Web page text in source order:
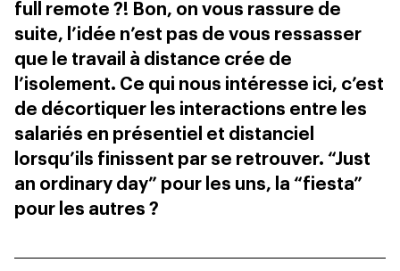
full remote ?! Bon, on vous rassure de
suite, l’idée n’est pas de vous ressasser
que le travail à distance crée de
l’isolement. Ce qui nous intéresse ici, c’est
de décortiquer les interactions entre les
salariés en présentiel et distanciel
lorsqu’ils finissent par se retrouver. “Just
an ordinary day” pour les uns, la “fiesta”
pour les autres ?